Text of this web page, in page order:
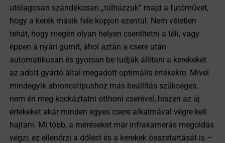
utólagosan szándékosan „túlhúzzuk” majd a futóművet,
hogy a kerék másik fele kopjon ezentúl. Nem véletlen
tehát, hogy megéri olyan helyen cseréltetni a téli, vagy
éppen a nyári gumit, ahol aztán a csere után
automatikusan és gyorsan be tudják állítani a kerekeket
az adott gyártó által megadott optimális értékekre. Mivel
mindegyik abroncstípushoz más beállítás szükséges,
nem éri meg kockáztatni otthoni cserével, hiszen az új
értékeket akár minden egyes csere alkalmával végre kell
hajtani. Mi több, a méréseket már infrakamerás megoldás
végzi, ez ellenőrzi a dőlést és a kerekek összetartását is –